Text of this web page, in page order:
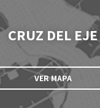
CRUZ DEL EJE
VER MAPA